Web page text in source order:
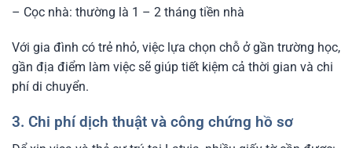
– Cọc nhà: thường là 1 – 2 tháng tiền nhà
Với gia đình có trẻ nhỏ, việc lựa chọn chỗ ở gần trường học,
gần địa điểm làm việc sẽ giúp tiết kiệm cả thời gian và chi
phí di chuyển.
3. Chi phí dịch thuật và công chứng hồ sơ